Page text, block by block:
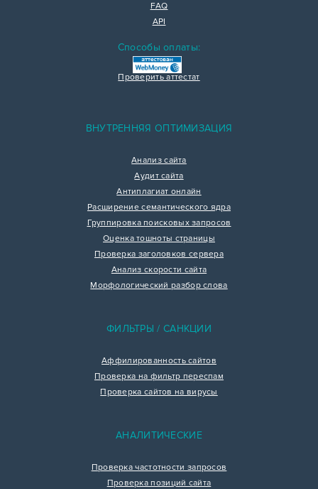
FAQ
API
Способы оплаты:
Проверить аттестат
ВНУТРЕННЯЯ ОПТИМИЗАЦИЯ
Анализ сайта
Аудит сайта
Антиплагиат онлайн
Расширение семантического ядра
Группировка поисковых запросов
Оценка тошноты страницы
Проверка заголовков сервера
Анализ скорости сайта
Морфологический разбор слова
ФИЛЬТРЫ / САНКЦИИ
Аффилированность сайтов
Проверка на фильтр переспам
Проверка сайтов на вирусы
АНАЛИТИЧЕСКИЕ
Проверка частотности запросов
Проверка позиций сайта